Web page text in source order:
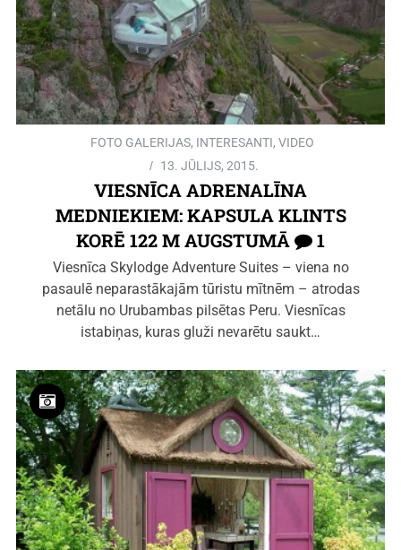
FOTO GALERIJAS, INTERESANTI, VIDEO
13. JŪLIJS, 2015.
VIESNĪCA ADRENALĪNA
MEDNIEKIEM: KAPSULA KLINTS
KORĒ 122 M AUGSTUMĀ
1
Viesnīca Skylodge Adventure Suites – viena no
pasaulē neparastākajām tūristu mītnēm – atrodas
netālu no Urubambas pilsētas Peru. Viesnīcas
istabiņas, kuras gluži nevarētu saukt…